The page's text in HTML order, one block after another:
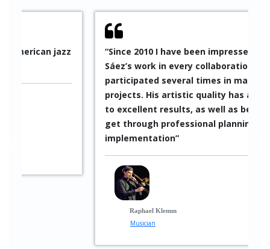
“Since 2010 I have been impressed by Pablo
Sáez’s work in every collaboration, I have
participated several times in many of his
projects. His artistic quality has always led
to excellent results, as well as being able to
get through professional planning and
implementation”